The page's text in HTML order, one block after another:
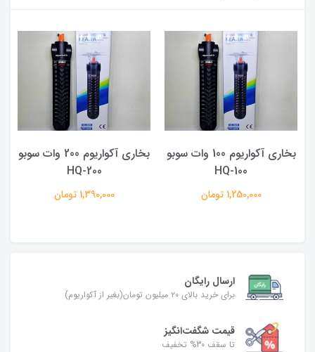
بخاری آکواریوم 100 وات سوبو
HQ-100
1,250,000 تومان
بخاری آکواریوم 200 وات سوبو
HQ-200
1,390,000 تومان
ارسال رایگان
برای خرید بالای ۲۰ میلیون تومان(بغیر از آکواریوم)
قیمت شگفت‌انگیز
تا سقف 30% تخفیف